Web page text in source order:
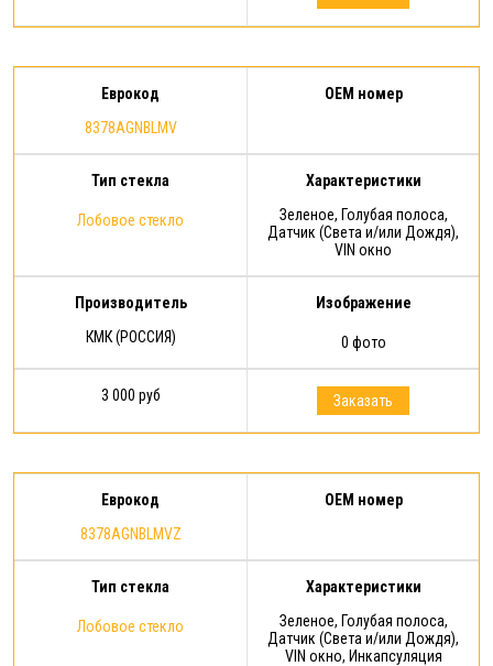
Еврокод
8378AGNBLMV
OEM номер
Тип стекла
Лобовое стекло
Характеристики
Зеленое, Голубая полоса,
Датчик (Света и/или Дождя),
VIN окно
Производитель
КМК (РОССИЯ)
Изображение
0 фото
3 000 руб Заказать
Еврокод
8378AGNBLMVZ
OEM номер
Тип стекла
Лобовое стекло
Характеристики
Зеленое, Голубая полоса,
Датчик (Света и/или Дождя),
VIN окно, Инкапсуляция